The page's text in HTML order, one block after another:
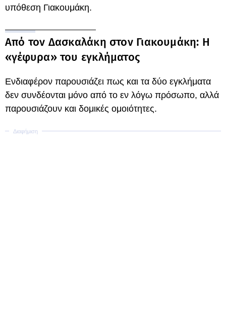
υπόθεση Γιακουμάκη.
Από τον Δασκαλάκη στον Γιακουμάκη: Η
«γέφυρα» του εγκλήματος
Ενδιαφέρον παρουσιάζει πως και τα δύο εγκλήματα
δεν συνδέονται μόνο από το εν λόγω πρόσωπο, αλλά
παρουσιάζουν και δομικές ομοιότητες.